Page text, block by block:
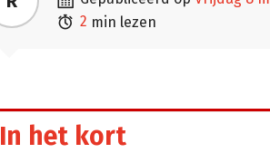
 2 min lezen
In het kort